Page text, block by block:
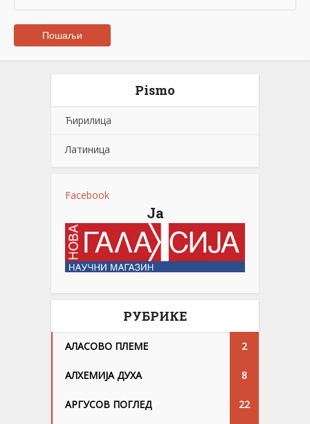
Pismo
Ћирилица
Латиница
Facebook
Ја
РУБРИКЕ
АЛАСОВО ПЛЕМЕ 2
АЛХЕМИЈА ДУХА 8
АРГУСОВ ПОГЛЕД 22